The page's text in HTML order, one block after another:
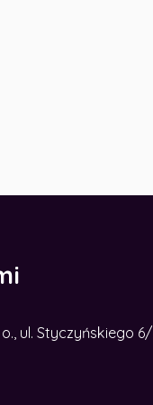
ul. Styczyńskiego